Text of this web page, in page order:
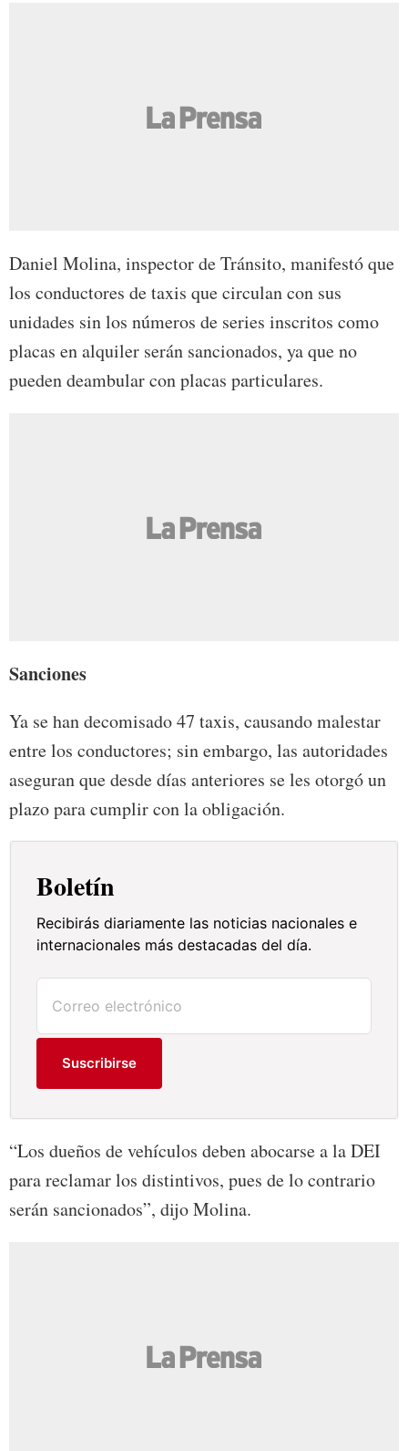
Daniel Molina, inspector de Tránsito, manifestó que
los conductores de taxis que circulan con sus
unidades sin los números de series inscritos como
placas en alquiler serán sancionados, ya que no
pueden deambular con placas particulares.
Sanciones
Ya se han decomisado 47 taxis, causando malestar
entre los conductores; sin embargo, las autoridades
aseguran que desde días anteriores se les otorgó un
plazo para cumplir con la obligación.
Boletín
Recibirás diariamente las noticias nacionales e
internacionales más destacadas del día.
Suscribirse
“Los dueños de vehículos deben abocarse a la DEI
para reclamar los distintivos, pues de lo contrario
serán sancionados”, dijo Molina.